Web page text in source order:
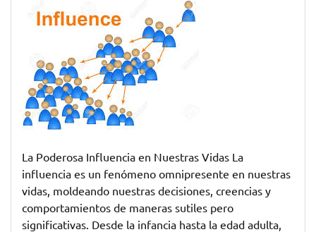
Poder
de
Influencia:
Navegando
por
un
Mundo
Persuasión
La Poderosa Influencia en Nuestras Vidas La
influencia es un fenómeno omnipresente en nuestras
vidas, moldeando nuestras decisiones, creencias y
comportamientos de maneras sutiles pero
significativas. Desde la infancia hasta la edad adulta,